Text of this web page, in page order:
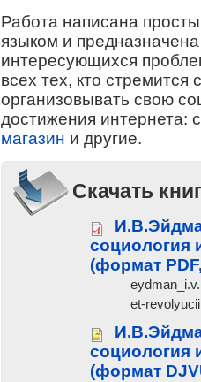
Работа написана
языком и
интересующихся
всех тех, кто
организовывать свою
достижения интернета:
магазин и другие.
Скачать
социология
(формат
et-
социология
(формат